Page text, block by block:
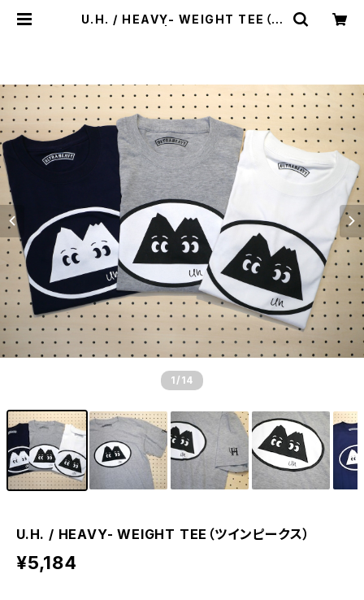
U.H. / HEAVY- WEIGHT TEE（ツ
1 /14
U.H. / HEAVY- WEIGHT TEE（ツインピークス）
¥5,184